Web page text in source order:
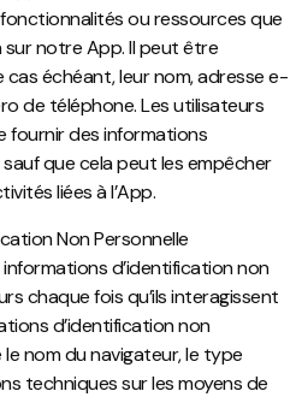
ou ressources que
notre App. Il peut être
cas échéant, leur nom, adresse e-
de téléphone. Les utilisateurs
fournir des informations
que cela peut les empêcher
liées à l’App.
Non Personnelle
d’identification non
chaque fois qu’ils interagissent
d’identification non
nom du navigateur, le type
techniques sur les moyens de